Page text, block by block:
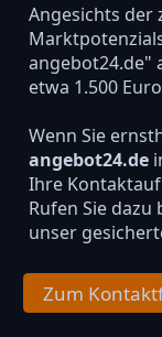
Angesichts der
angebot24.de"
etwa 1.500
Wenn Sie
angebot24.de
Ihre
Rufen Sie
unser
Zum